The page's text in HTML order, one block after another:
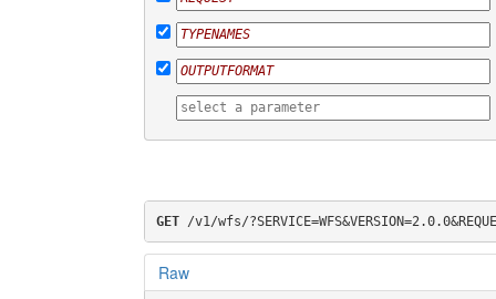
GET /v1/wfs/
Raw